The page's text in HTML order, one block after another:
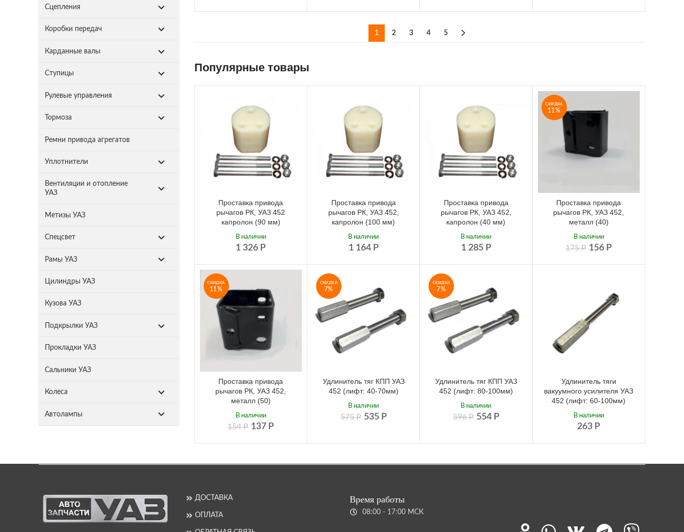
Сцепления
Коробки передач
Карданные валы
Ступицы
Рулевые управления
Тормоза
Ремни привода агрегатов
Уплотнители
Вентиляции и отопление
УАЗ
Метизы УАЗ
Спецсвет
Рамы УАЗ
Цилиндры УАЗ
Кузова УАЗ
Подкрылки УАЗ
Прокладки УАЗ
Сальники УАЗ
Колеса
Автолампы
1 2 3 4 5
Популярные товары
Проставка привода
рычагов РК, УАЗ 452
капролон (90 мм)
1 326 Р
В наличии
Проставка привода
рычагов РК, УАЗ 452,
капролон (100 мм)
1 164 Р
В наличии
Проставка привода
рычагов РК, УАЗ 452,
капролон (40 мм)
1 285 Р
В наличии
СКИДКА
11%
Проставка привода
рычагов РК, УАЗ 452,
металл (40)
175Р 156 Р
В наличии
СКИДКА
11%
Проставка привода
рычагов РК, УАЗ 452,
металл (50)
154Р 137 Р
В наличии
СКИДКА
7%
Удлинитель тяг КПП УАЗ
452 (лифт: 40-70мм)
575Р 535 Р
В наличии
СКИДКА
7%
Удлинитель тяг КПП УАЗ
452 (лифт: 80-100мм)
596Р 554 Р
В наличии
Удлинитель тяги
вакуумного усилителя УАЗ
452 (лифт: 60-100мм)
263 Р
В наличии
ДОСТАВКА
ОПЛАТА
Время работы
08:00 - 17:00 МСК